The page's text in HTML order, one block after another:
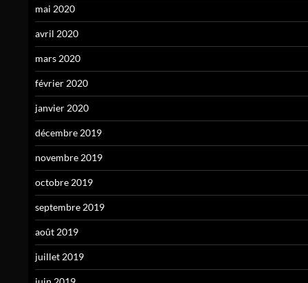
mai 2020
avril 2020
mars 2020
février 2020
janvier 2020
décembre 2019
novembre 2019
octobre 2019
septembre 2019
août 2019
juillet 2019